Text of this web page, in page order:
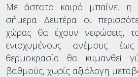
Με άστατο καιρό μπαίνει
σήμερα Δευτέρα οι
χώρας θα έχουν νεφώσεις,
ενισχυμένους ανέμους
θερμοκρασία θα κυμανθεί
βαθμούς, χωρίς αξιόλογη